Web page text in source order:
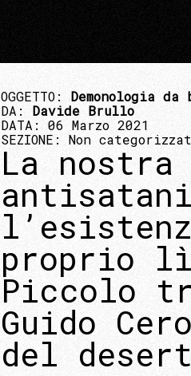
OGGETTO: Demonologia da
DA: Davide Brullo
DATA: 06 Marzo 2021
SEZIONE: Non
La nostra
proprio lì
Piccolo
Guido
del